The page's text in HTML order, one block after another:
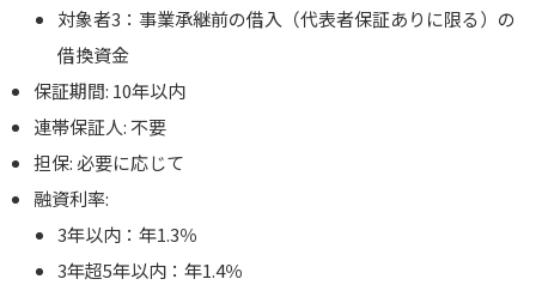
対象者3：事業承継前の借入（代表者保証ありに限る）の
借換資金
保証期間: 10年以内
連帯保証人: 不要
担保: 必要に応じて
融資利率:
3年以内：年1.3％
3年超5年以内：年1.4％